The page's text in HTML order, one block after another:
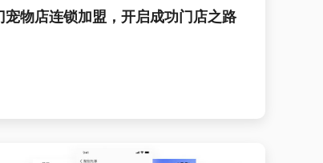
宠物店连锁加盟，开启成功门店之路